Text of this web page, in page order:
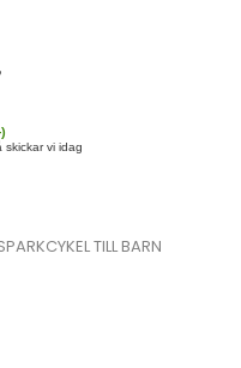
skickar vi idag
TILL BARN